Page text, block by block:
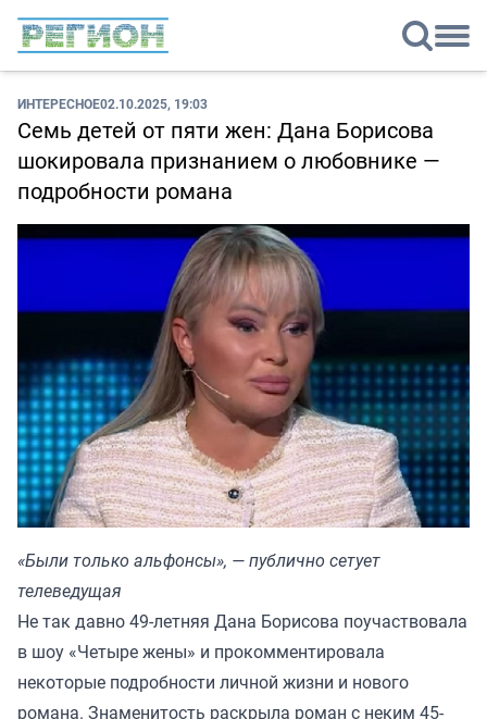
ИНТЕРЕСНОЕ02.10.2025, 19:03
Семь детей от пяти жен: Дана Борисова
шокировала признанием о любовнике —
подробности романа
«Были только альфонсы», — публично сетует
телеведущая
Не так давно 49-летняя Дана Борисова поучаствовала
в шоу «Четыре жены» и прокомментировала
некоторые подробности личной жизни и нового
романа. Знаменитость раскрыла роман с неким 45-